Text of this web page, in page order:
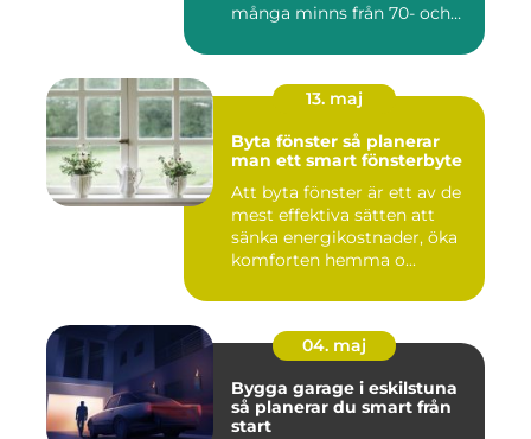
många minns från 70- och
13. maj
Byta fönster så planerar
man ett smart fönsterbyte
Att byta fönster är ett av de
mest effektiva sätten att
sänka energikostnader, öka
komforten hemma o...
04. maj
Bygga garage i eskilstuna
så planerar du smart från
start